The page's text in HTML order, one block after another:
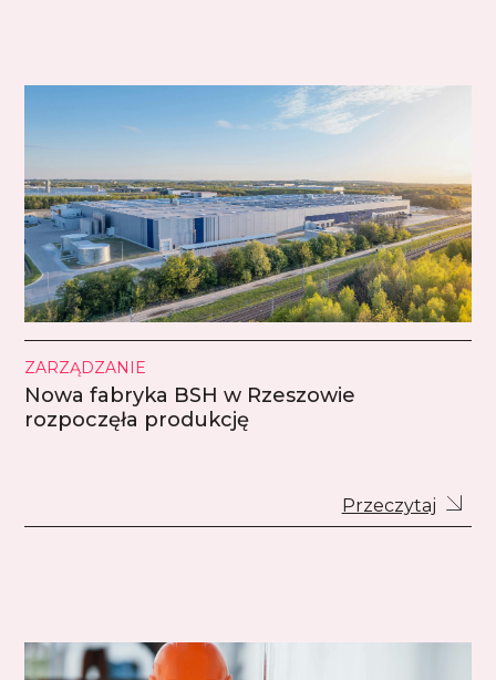
ZARZĄDZANIE
Nowa fabryka BSH w Rzeszowie
rozpoczęła produkcję
Przeczytaj